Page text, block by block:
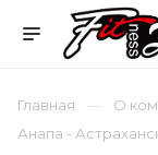
Главная О
Анапа -